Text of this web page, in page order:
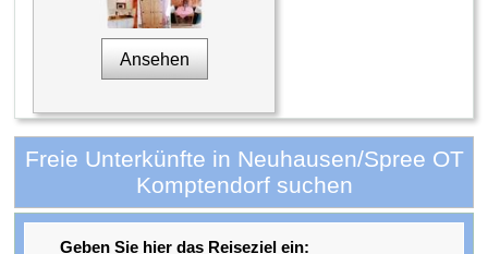
Ansehen
Freie Unterkünfte in Neuhausen/Spree OT
Komptendorf suchen
Geben Sie hier das Reiseziel ein: